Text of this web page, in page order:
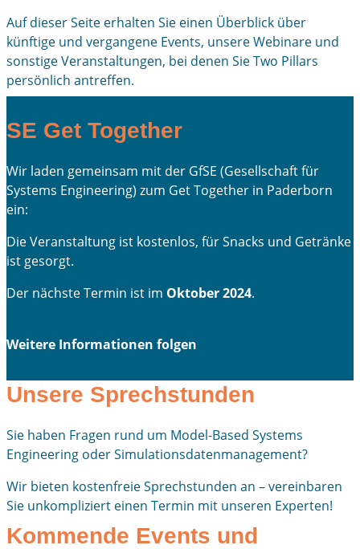
Auf dieser Seite erhalten Sie einen Überblick über
künftige und vergangene Events, unsere Webinare und
sonstige Veranstaltungen, bei denen Sie Two Pillars
persönlich antreffen.
SE Get Together
Wir laden gemeinsam mit der GfSE (Gesellschaft für
Systems Engineering) zum Get Together in Paderborn
ein:
Die Veranstaltung ist kostenlos, für Snacks und Getränke
ist gesorgt.
Der nächste Termin ist im Oktober 2024.
Weitere Informationen folgen
Unsere Sprechstunden
Sie haben Fragen rund um Model-Based Systems
Engineering oder Simulationsdatenmanagement?
Wir bieten kostenfreie Sprechstunden an – vereinbaren
Sie unkompliziert einen Termin mit unseren Experten!
Kommende Events und